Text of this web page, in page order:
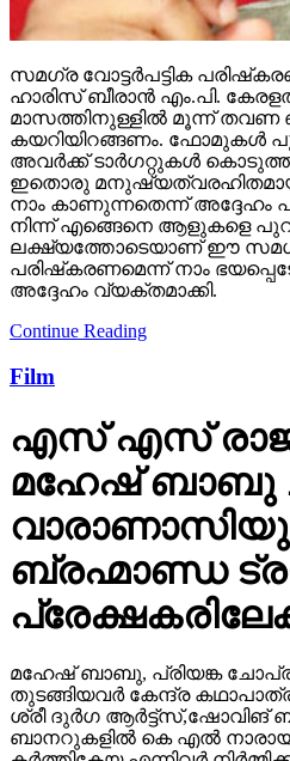
സമഗ്ര വോട്ടര്‍പട്ടിക
ഹാരിസ് ബീരാന്‍ എം.പി.
മാസത്തിനുള്ളില്‍ മൂന്ന്
കയറിയിറങ്ങണം. ഫോമുകള്‍
അവര്‍ക്ക് ടാര്‍ഗറ്റുകള്‍
ഇതൊരു മനുഷ്യത്വരഹിതമായ
നാം കാണുന്നതെന്ന് അദ്ദേഹം
നിന്ന് എങ്ങെനെ ആളുകളെ
ലക്ഷ്യത്തോടെയാണ് ഈ സമഗ്ര
പരിഷ്‌കരണമെന്ന് നാം
അദ്ദേഹം വ്യക്തമാക്കി.
Continue Reading
Film
എസ് എസ്
മഹേഷ് ബാബു
ബ്രഹ്മാണ്ഡ
മഹേഷ് ബാബു, പ്രിയങ്ക
തുടങ്ങിയവർ കേന്ദ്ര
ശ്രീ ദുർഗ ആർട്ട്സ്,ഷോവിങ്
ബാനറുകളിൽ കെ എൽ